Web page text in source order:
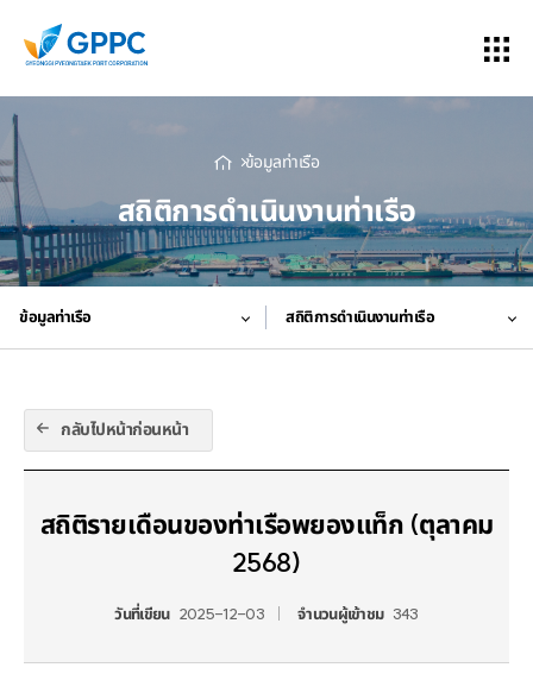
ข้อมูลท่าเรือ
สถิติการดำเนินงานท่าเรือ
ข้อมูลท่าเรือ สถิติการดำเนินงานท่าเรือ
กลับไปหน้าก่อนหน้า
สถิติรายเดือนของท่าเรือพยองแท็ก (ตุลาคม
2568)
วันที่เขียน 2025-12-03 จำนวนผู้เข้าชม 343